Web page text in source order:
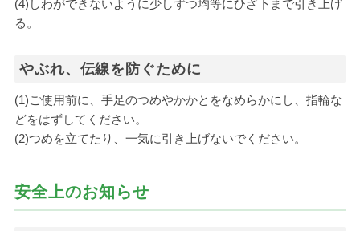
(4)しわができないように少しずつ均等にひざ下まで引き上げ
る。
やぶれ、伝線を防ぐために
(1)ご使用前に、手足のつめやかかとをなめらかにし、指輪な
どをはずしてください。
(2)つめを立てたり、一気に引き上げないでください。
安全上のお知らせ